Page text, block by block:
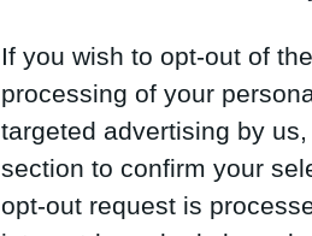
If you wish to opt-out of
processing of your
targeted advertising by
section to confirm your
opt-out request is